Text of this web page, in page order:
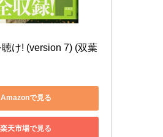
け! (version 7) (双葉
Amazonで見る
楽天市場で見る